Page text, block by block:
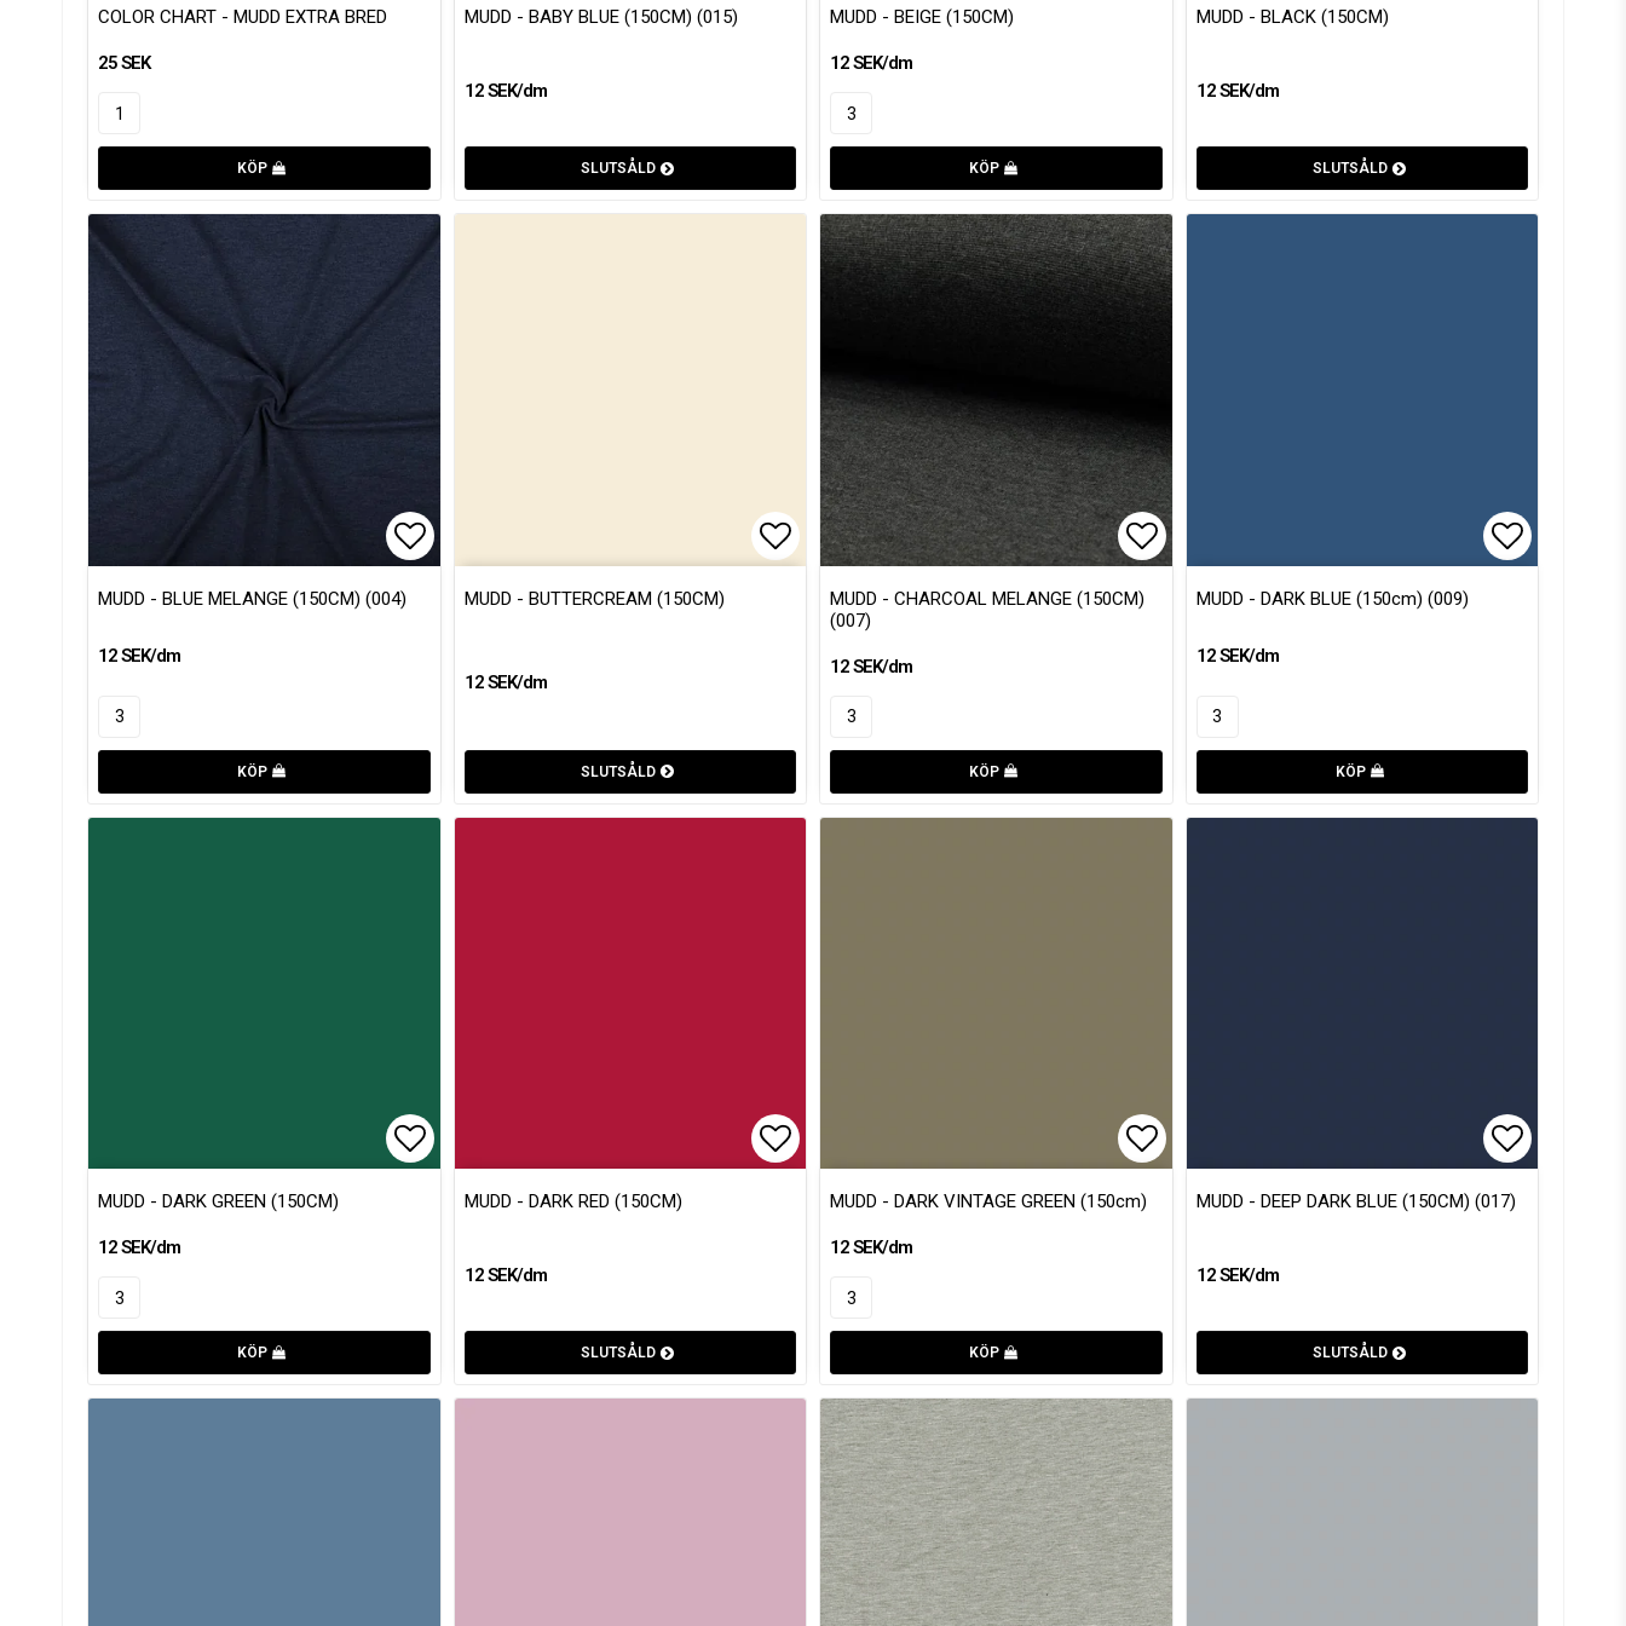
COLOR CHART - MUDD EXTRA BRED
25 SEK
KÖP
MUDD - BABY BLUE (150CM) (015)
12 SEK/dm
SLUTSÅLD
MUDD - BEIGE (150CM)
12 SEK/dm
KÖP
MUDD - BLACK (150CM)
12 SEK/dm
SLUTSÅLD
Lägg till i favoritlistan
MUDD - BLUE MELANGE (150CM) (004)
12 SEK/dm
KÖP
Lägg till i favoritlistan
MUDD - BUTTERCREAM (150CM)
12 SEK/dm
SLUTSÅLD
Lägg till i favoritlistan
MUDD - CHARCOAL MELANGE (150CM)
(007)
12 SEK/dm
KÖP
Lägg till
MUDD - DARK BLUE (150cm) (009)
12 SEK/dm
KÖP
Lägg till i favoritlistan
MUDD - DARK GREEN (150CM)
12 SEK/dm
KÖP
Lägg till i favoritlistan
MUDD - DARK RED (150CM)
12 SEK/dm
SLUTSÅLD
Lägg till i favoritlistan
MUDD - DARK VINTAGE GREEN (150cm)
12 SEK/dm
KÖP
Lägg till
MUDD - DEEP DARK BLUE (150CM) (017)
12 SEK/dm
SLUTSÅLD